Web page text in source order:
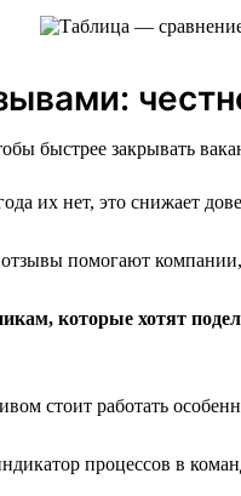
быстрее закрывать
их нет, это снижает
помогают
которые хотят
стоит работать
процессов в